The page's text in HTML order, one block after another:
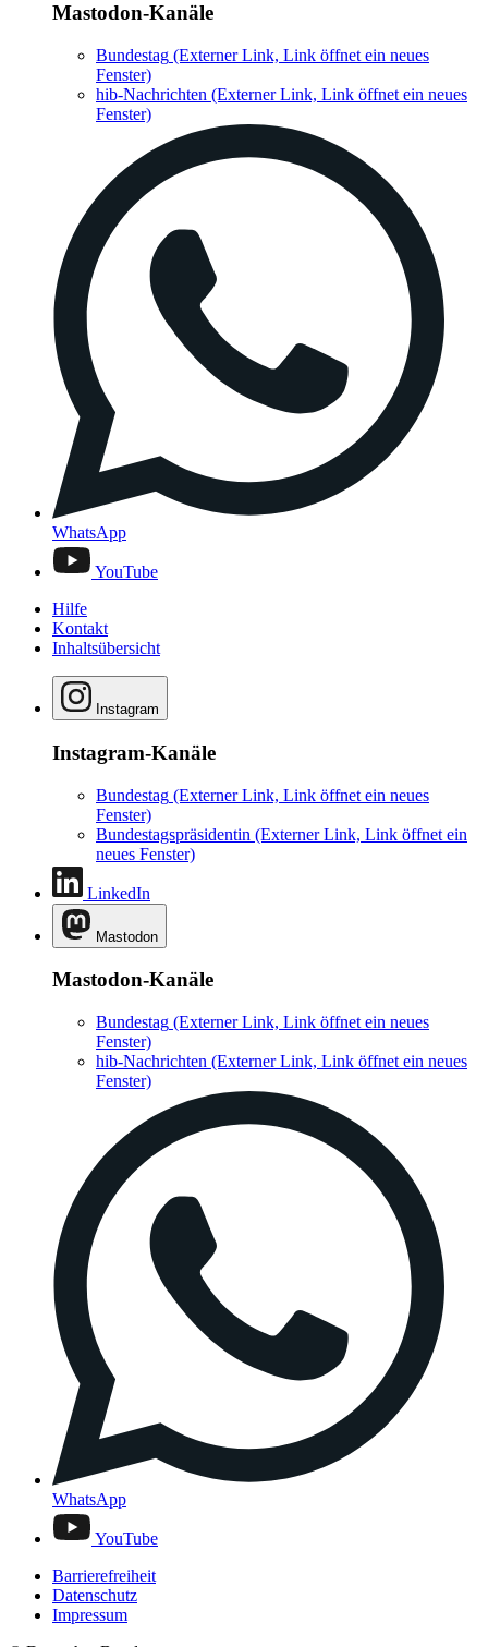
Mastodon-Kanäle
Bundestag (Externer Link, Link öffnet ein neues
Fenster)
hib-Nachrichten (Externer Link, Link öffnet ein neues
Fenster)
WhatsApp
YouTube
Hilfe
Kontakt
Inhaltsübersicht
Instagram
Instagram-Kanäle
Bundestag (Externer Link, Link öffnet ein neues
Fenster)
Bundestagspräsidentin (Externer Link, Link öffnet ein
neues Fenster)
LinkedIn
Mastodon
Mastodon-Kanäle
Bundestag (Externer Link, Link öffnet ein neues
Fenster)
hib-Nachrichten (Externer Link, Link öffnet ein neues
Fenster)
WhatsApp
YouTube
Barrierefreiheit
Datenschutz
Impressum